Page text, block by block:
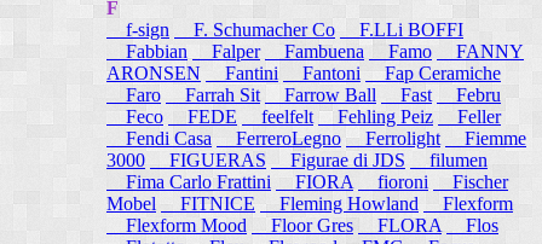
F
f-sign
F. Schumacher Co
F.LLi BOFFI
Fabbian
Falper Fambuena Famo
FANNY
ARONSEN
Fantini Fantoni
Fap Ceramiche
Faro
Farrah Sit Farrow Ball Fast
Febru
Feco
FEDE feelfelt Fehling Peiz
Feller
Fendi Casa
FerreroLegno Ferrolight
Fiemme
3000
FIGUERAS Figurae di JDS
filumen
Fima Carlo Frattini
FIORA fioroni
Fischer
Mobel
FITNICE Fleming Howland
Flexform
Flexform Mood
Floor Gres FLORA
Flos